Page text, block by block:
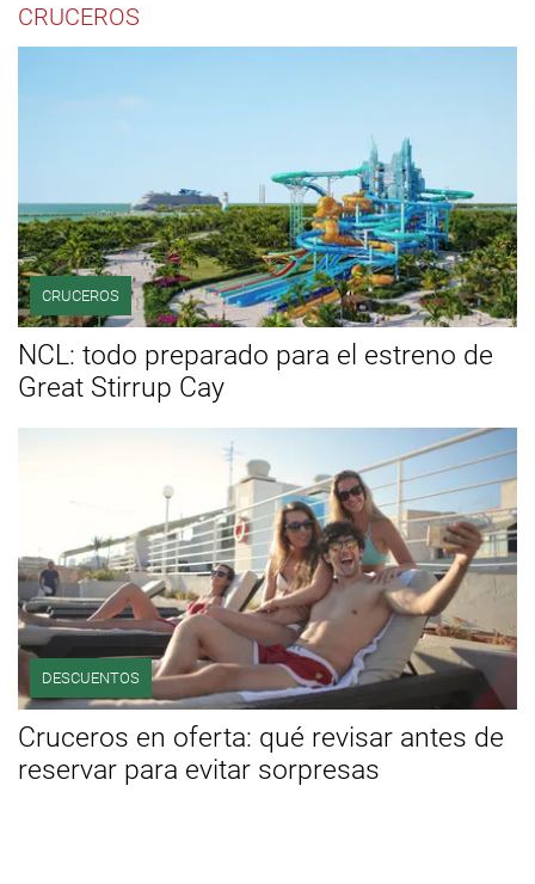
CRUCEROS
CRUCEROS
NCL: todo preparado para el estreno de
Great Stirrup Cay
DESCUENTOS
Cruceros en oferta: qué revisar antes de
reservar para evitar sorpresas